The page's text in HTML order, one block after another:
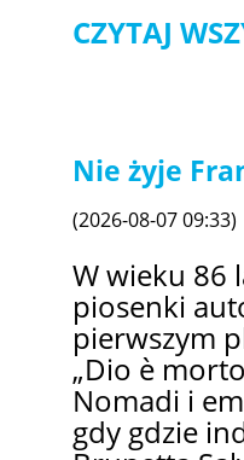
CZYTAJ
Nie żyje
(2026-08-07 09:33)
W wieku 86
piosenki
pierwszym
„Dio è
Nomadi i
gdy gdzie